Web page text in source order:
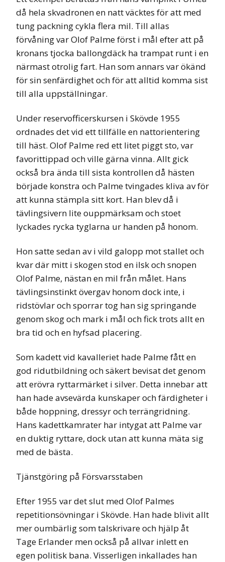
då hela skvadronen en natt väcktes för att med
tung packning cykla flera mil. Till allas
förvåning var Olof Palme först i mål efter att på
kronans tjocka ballongdäck ha trampat runt i en
närmast otrolig fart. Han som annars var ökänd
för sin senfärdighet och för att alltid komma sist
till alla uppställningar.
Under reservofficerskursen i Skövde 1955
ordnades det vid ett tillfälle en nattorientering
till häst. Olof Palme red ett litet piggt sto, var
favorittippad och ville gärna vinna. Allt gick
också bra ända till sista kontrollen då hästen
började konstra och Palme tvingades kliva av för
att kunna stämpla sitt kort. Han blev då i
tävlingsivern lite ouppmärksam och stoet
lyckades rycka tyglarna ur handen på honom.
Hon satte sedan av i vild galopp mot stallet och
kvar där mitt i skogen stod en ilsk och snopen
Olof Palme, nästan en mil från målet. Hans
tävlingsinstinkt övergav honom dock inte, i
ridstövlar och sporrar tog han sig springande
genom skog och mark i mål och fick trots allt en
bra tid och en hyfsad placering.
Som kadett vid kavalleriet hade Palme fått en
god ridutbildning och säkert bevisat det genom
att erövra ryttarmärket i silver. Detta innebar att
han hade avsevärda kunskaper och färdigheter i
både hoppning, dressyr och terrängridning.
Hans kadettkamrater har intygat att Palme var
en duktig ryttare, dock utan att kunna mäta sig
med de bästa.
Tjänstgöring på Försvarsstaben
Efter 1955 var det slut med Olof Palmes
repetitionsövningar i Skövde. Han hade blivit allt
mer oumbärlig som talskrivare och hjälp åt
Tage Erlander men också på allvar inlett en
egen politisk bana. Visserligen inkallades han